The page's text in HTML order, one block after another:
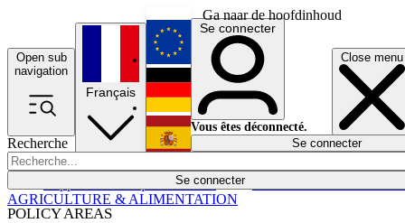
Ga naar de hoofdinhoud
Open sub
navigation
Close menu
Recherche
Se connecter
POLICY AREAS
Économie
Français
English
Deutsch
Español
Se connecter
Vous êtes déconnecté.
Se connecter
AGRICULTURE & ALIMENTATION